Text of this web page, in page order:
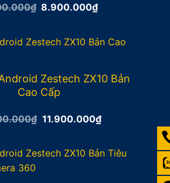
₫ Giá
9.900.000₫.
8.900.000₫Giá
là:
8.900.000₫.
Zestech ZX10 Bản
Cao Cấp
₫ Giá
12.900.000₫.
11.900.000₫Giá
hiện
11.900.000₫.